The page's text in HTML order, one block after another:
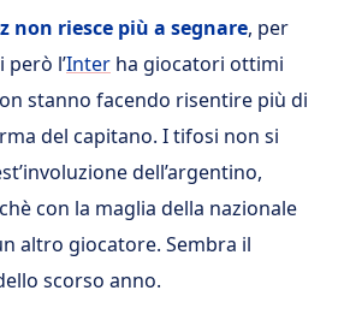
non riesce più a segnare, per
l’Inter ha giocatori ottimi
stanno facendo risentire più di
del capitano. I tifosi non si
dell’argentino,
con la maglia della nazionale
altro giocatore. Sembra il
scorso anno.